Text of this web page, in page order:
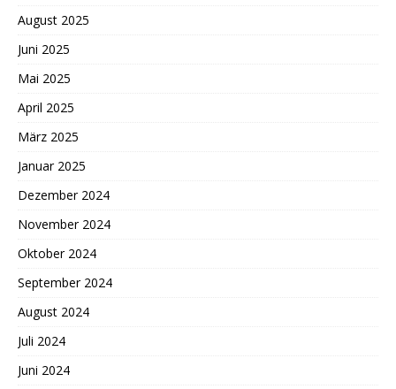
August 2025
Juni 2025
Mai 2025
April 2025
März 2025
Januar 2025
Dezember 2024
November 2024
Oktober 2024
September 2024
August 2024
Juli 2024
Juni 2024